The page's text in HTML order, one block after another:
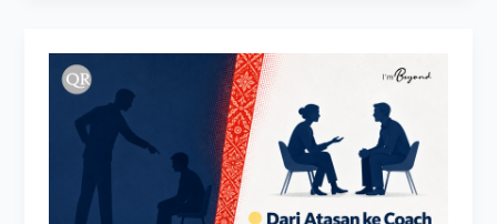
Coaching:
Sisi
Kepemimpinan
yang
Jarang
Dikembangkan